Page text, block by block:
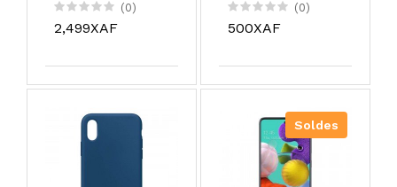
(0)
2,499XAF
(0)
500XAF
Soldes